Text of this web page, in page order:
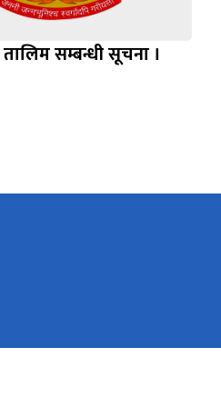
सम्बन्धी सूचना ।